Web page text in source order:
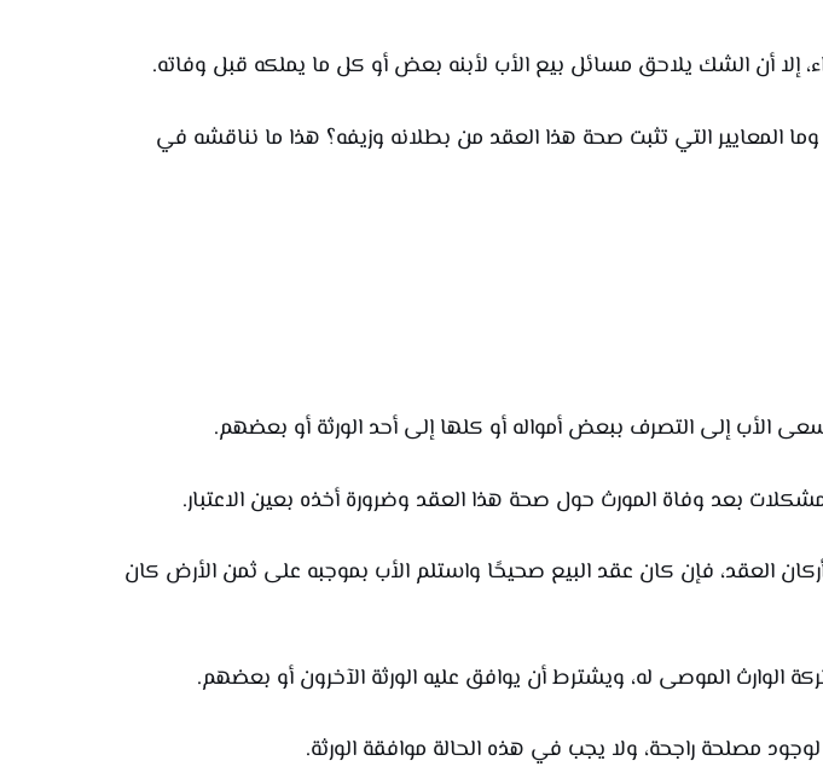
أن الشك يلاحق مسائل بيع الأب لأبنه بعض أو كل ما يملكه قبل وفاته.
وما المعايير التي تثبت صحة هذا العقد من بطلانه وزيفه؟ هذا ما نناقشه في
الأب إلى التصرف ببعض أمواله أو كلها إلى أحد الورثة أو بعضهم.
بعد وفاة المورث حول صحة هذا العقد وضرورة أخذه بعين الاعتبار.
العقد، فإن كان عقد البيع صحيحًا واستلم الأب بموجبه على ثمن الأرض كان
الوارث الموصى له، ويشترط أن يوافق عليه الورثة الآخرون أو بعضهم.
مصلحة راجحة، ولا يجب في هذه الحالة موافقة الورثة.